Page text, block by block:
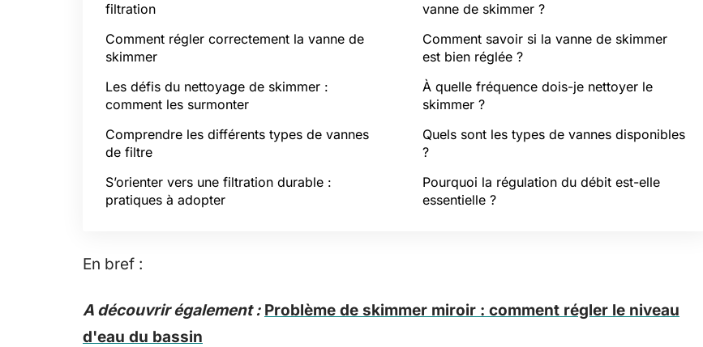
filtration
Comment régler correctement la vanne de
skimmer
Les défis du nettoyage de skimmer :
comment les surmonter
Comprendre les différents types de vannes
de filtre
S’orienter vers une filtration durable :
pratiques à adopter
vanne de skimmer ?
Comment savoir si la vanne de skimmer
est bien réglée ?
À quelle fréquence dois-je nettoyer le
skimmer ?
Quels sont les types de vannes disponibles
?
Pourquoi la régulation du débit est-elle
essentielle ?
En bref :
A découvrir également : Problème de skimmer miroir : comment régler le niveau
d'eau du bassin